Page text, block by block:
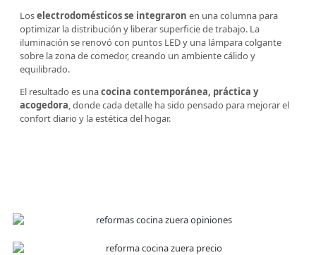
Loselectrodomésticos se integraron en una columna para
optimizar la distribución y liberar superficie de trabajo. La
iluminación se renovó con puntos LED y una lámpara colgante
sobre la zona de comedor, creando un ambiente cálido y
equilibrado.
El resultado es unacocina contemporánea, práctica y
acogedora, donde cada detalle ha sido pensado para mejorar el
confort diario y la estética del hogar.